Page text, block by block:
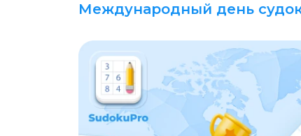
Международный день